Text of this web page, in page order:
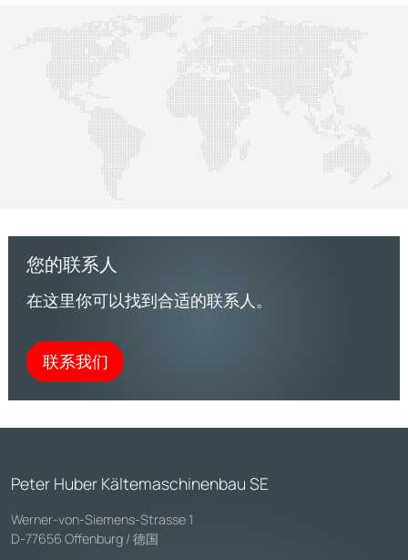
您的联系人
在这里你可以找到合适的联系人。
联系我们
Peter Huber Kältemaschinenbau SE
Werner-von-Siemens-Strasse 1
D-77656 Offenburg / 德国